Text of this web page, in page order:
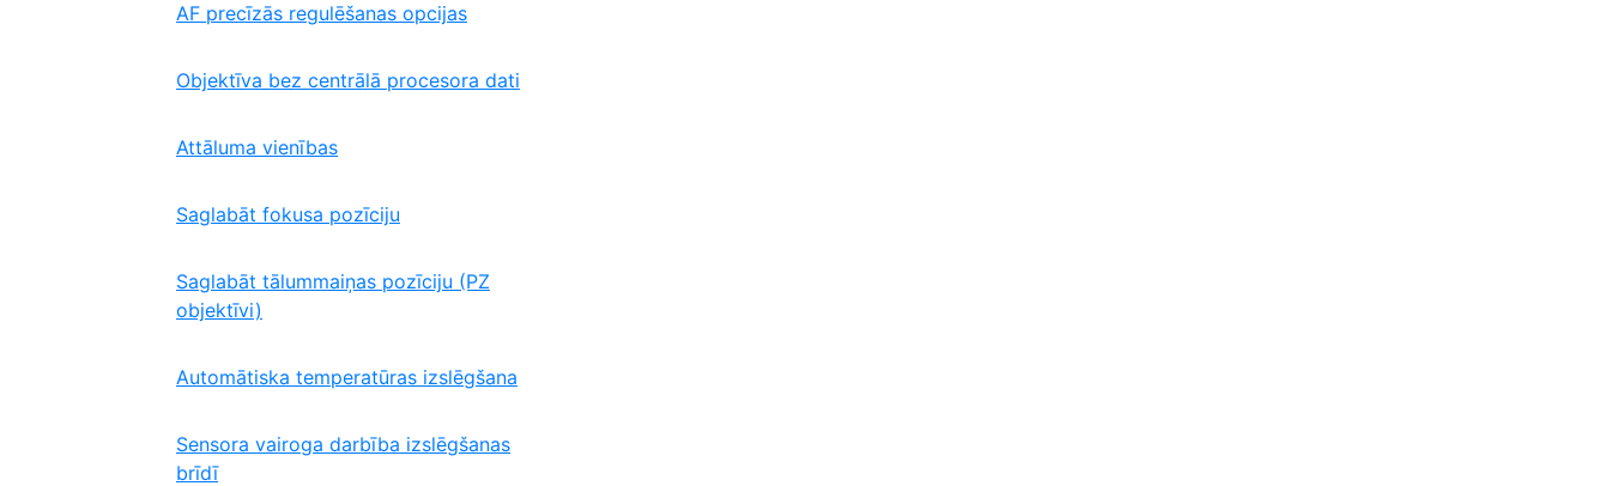
AF precīzās regulēšanas opcijas
Objektīva bez centrālā procesora dati
Attāluma vienības
Saglabāt fokusa pozīciju
Saglabāt tālummaiņas pozīciju (PZ
objektīvi)
Automātiska temperatūras izslēgšana
Sensora vairoga darbība izslēgšanas
brīdī